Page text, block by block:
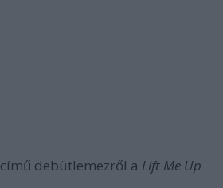
című debütlemezről a Lift Me Up